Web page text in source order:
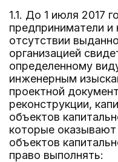
1.1. До 1 июля 2017
предприниматели и
отсутствии
организацией
определенному
инженерным
проектной
реконструкции,
объектов
которые оказывают
объектов
право выполнять: